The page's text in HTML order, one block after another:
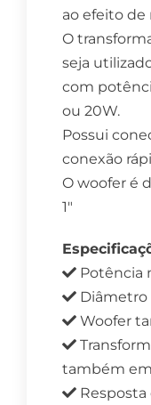
ao efeito de
O
seja
com
ou 20W.
Possui
conexão
O woofer é
1″
Potência
Diâmetro
Woofer
também
Resposta